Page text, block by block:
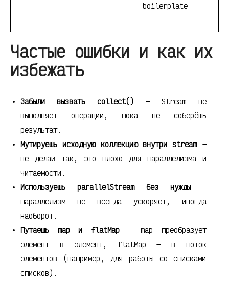
boilerplate
Частые ошибки и как их
избежать
Забыли вызвать collect() — Stream не
выполняет операции, пока не соберёшь
результат.
Мутируешь исходную коллекцию внутри stream—
не делай так, это плохо для параллелизма и
читаемости.
Используешь parallelStream без нужды—
параллелизм не всегда ускоряет, иногда
наоборот.
Путаешь map и flatMap— map преобразует
элемент в элемент, flatMap — в поток
элементов (например, для работы со списками
списков).